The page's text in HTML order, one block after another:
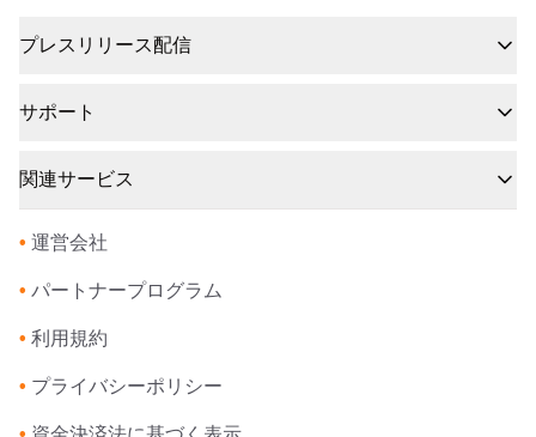
プレスリリース配信
サポート
関連サービス
• 運営会社
• パートナープログラム
• 利用規約
• プライバシーポリシー